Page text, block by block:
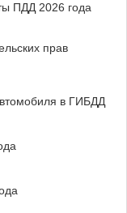
ПДД 2026 года
прав
в ГИБДД